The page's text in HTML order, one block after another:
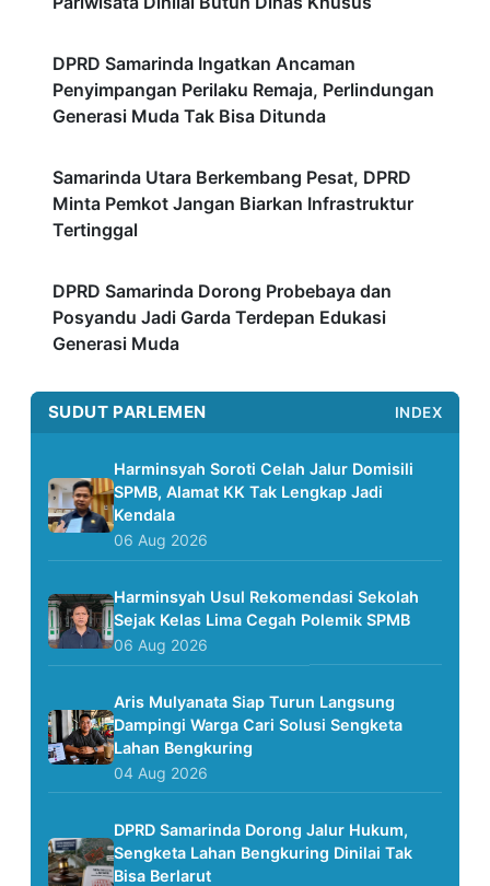
DPRD Samarinda Ingatkan Ancaman
Penyimpangan Perilaku Remaja, Perlindungan
Generasi Muda Tak Bisa Ditunda
Samarinda Utara Berkembang Pesat, DPRD
Minta Pemkot Jangan Biarkan Infrastruktur
Tertinggal
DPRD Samarinda Dorong Probebaya dan
Posyandu Jadi Garda Terdepan Edukasi
Generasi Muda
SUDUT PARLEMEN INDEX
Harminsyah Soroti Celah Jalur Domisili
SPMB, Alamat KK Tak Lengkap Jadi
Kendala
06 Aug 2026
Harminsyah Usul Rekomendasi Sekolah
Sejak Kelas Lima Cegah Polemik SPMB
06 Aug 2026
Aris Mulyanata Siap Turun Langsung
Dampingi Warga Cari Solusi Sengketa
Lahan Bengkuring
04 Aug 2026
DPRD Samarinda Dorong Jalur Hukum,
Sengketa Lahan Bengkuring Dinilai Tak
Bisa Berlarut